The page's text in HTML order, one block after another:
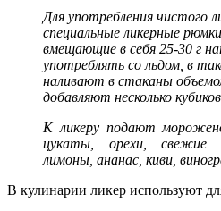
Для употребления чистого
специальные ликерные
вмещающие в себя 25-30 г
употреблять со льдом, в
наливают в стаканы
добавляют несколько
К ликеру подают
цукаты, орехи, свежие
лимоны, ананас, киви,
В кулинарии ликер используют